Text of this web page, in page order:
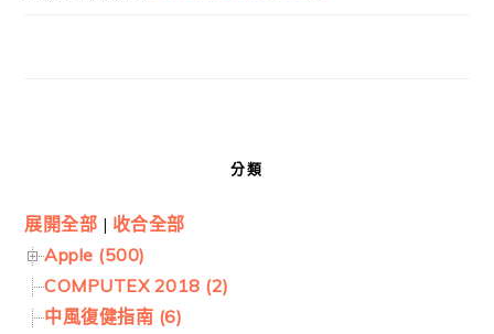
分類
展開全部 | 收合全部
Apple (500)
COMPUTEX 2018 (2)
中風復健指南 (6)